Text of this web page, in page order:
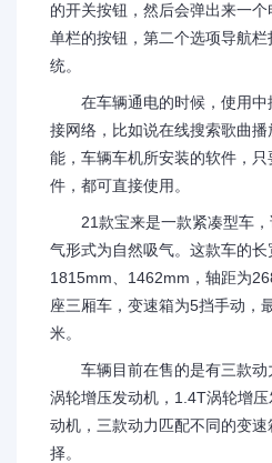
的开关按钮，然后会弹出来一
单栏的按钮，第二个选项导航
统。
在车辆通电的时候，使用中
接网络，比如说在线搜索歌曲
能，车辆车机所安装的软件，
件，都可直接使用。
21款宝来是一款紧凑型车，
气形式为自然吸气。这款车的长
1815mm、1462mm，轴距为
座三厢车，变速箱为5挡手动，
米。
车辆目前在售的是有三款动
涡轮增压发动机，1.4T涡轮增
动机，三款动力匹配不同的变
择。